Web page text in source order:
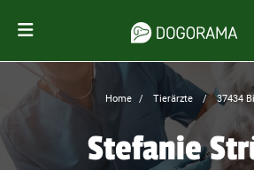
Home Tierärzte 37434
Stefanie